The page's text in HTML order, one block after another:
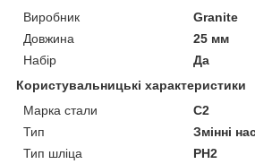
Виробник
Granite
Довжина
25 мм
Набір
Да
Користувальницькі характеристики
Марка стали
С2
Тип
Змінні
Тип шліца
PH2